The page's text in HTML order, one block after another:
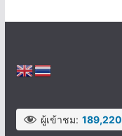
ผู้เข้าชม: 189,220